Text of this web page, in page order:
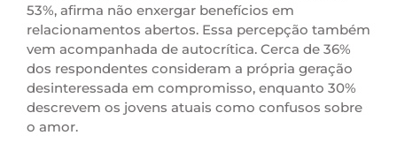
53%, afirma não enxergar benefícios em
relacionamentos abertos. Essa percepção também
vem acompanhada de autocrítica. Cerca de 36%
dos respondentes consideram a própria geração
desinteressada em compromisso, enquanto 30%
descrevem os jovens atuais como confusos sobre
o amor.